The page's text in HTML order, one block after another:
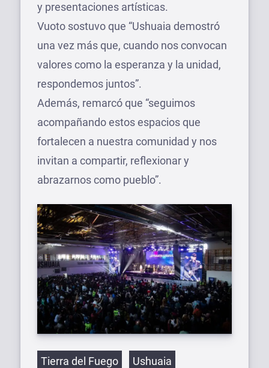
y presentaciones artísticas.
Vuoto sostuvo que “Ushuaia demostró
una vez más que, cuando nos convocan
valores como la esperanza y la unidad,
respondemos juntos”.
Además, remarcó que “seguimos
acompañando estos espacios que
fortalecen a nuestra comunidad y nos
invitan a compartir, reflexionar y
abrazarnos como pueblo”.
Etiquetas
Tierra del Fuego Ushuaia